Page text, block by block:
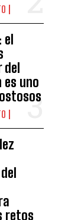
es uno
retos